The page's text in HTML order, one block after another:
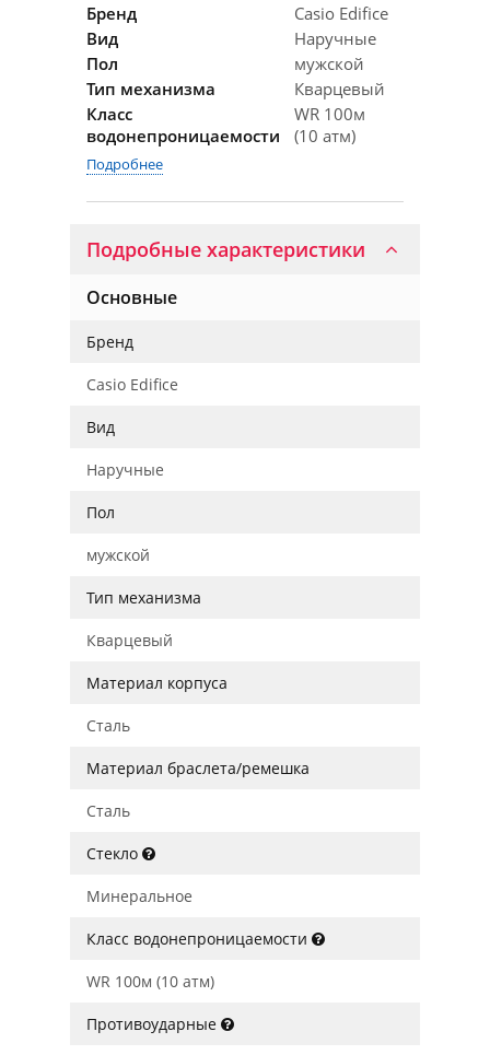
Бренд
Casio Edifice
Вид
Наручные
Пол
мужской
Тип механизма
Кварцевый
Класс
водонепроницаемости
WR 100м
(10 атм)
Подробнее
Подробные характеристики
Основные
Бренд
Casio Edifice
Вид
Наручные
Пол
мужской
Тип механизма
Кварцевый
Материал корпуса
Сталь
Материал браслета/ремешка
Сталь
Стекло
Минеральное
Класс водонепроницаемости
WR 100м (10 атм)
Противоударные